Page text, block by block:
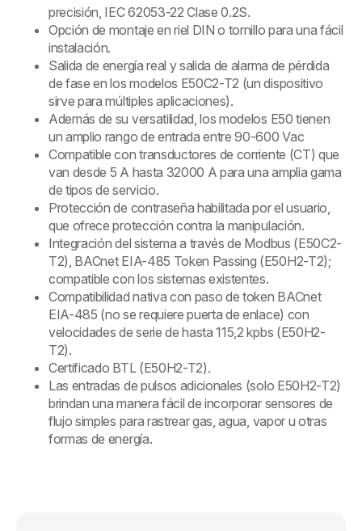
precisión, IEC 62053-22 Clase 0.2S.
Opción de montaje en riel DIN o tornillo para una fácil
instalación.
Salida de energía real y salida de alarma de pérdida
de fase en los modelos E50C2-T2 (un dispositivo
sirve para múltiples aplicaciones).
Además de su versatilidad, los modelos E50 tienen
un amplio rango de entrada entre 90-600 Vac
Compatible con transductores de corriente (CT) que
van desde 5 A hasta 32000 A para una amplia gama
de tipos de servicio.
Protección de contraseña habilitada por el usuario,
que ofrece protección contra la manipulación.
Integración del sistema a través de Modbus (E50C2-
T2), BACnet EIA-485 Token Passing (E50H2-T2);
compatible con los sistemas existentes.
Compatibilidad nativa con paso de token BACnet
EIA-485 (no se requiere puerta de enlace) con
velocidades de serie de hasta 115,2 kpbs (E50H2-
T2).
Certificado BTL (E50H2-T2).
Las entradas de pulsos adicionales (solo E50H2-T2)
brindan una manera fácil de incorporar sensores de
flujo simples para rastrear gas, agua, vapor u otras
formas de energía.